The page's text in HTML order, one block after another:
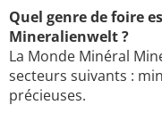
Quel genre de foire
Mineralienwelt ?
La Monde Minéral
secteurs suivants :
précieuses.